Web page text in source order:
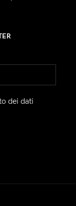
dei dati